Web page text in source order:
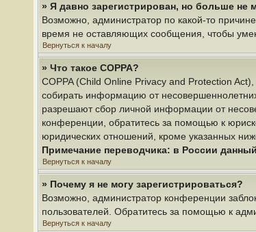
» Я давно зарегистрирован, но больше не
Возможно, администратор по какой-то
время не оставляющих сообщения, чтобы
Вернуться к началу
» Что такое COPPA?
COPPA (Child Online Privacy and Protection
собирать информацию от
разрешают сбор личной информации от
конференции, обратитесь за помощью к
юридических отношений, кроме указанных
Примечание переводчика: в России
Вернуться к началу
» Почему я не могу зарегистрироваться?
Возможно, администратор конференции
пользователей. Обратитесь за помощью к
Вернуться к началу